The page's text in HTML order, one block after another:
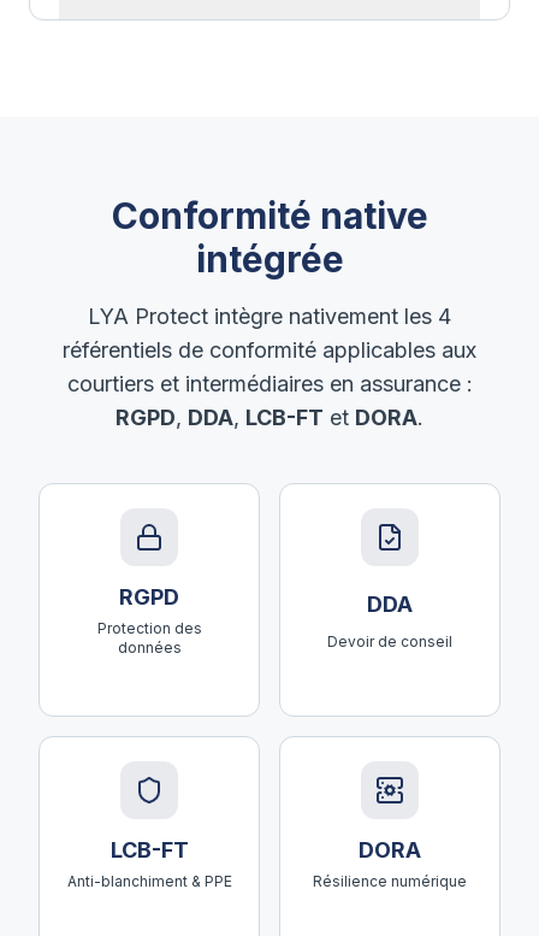
Conformité native
intégrée
LYA Protect intègre nativement les 4
référentiels de conformité applicables aux
courtiers et intermédiaires en assurance :
RGPD, DDA, LCB-FT et DORA.
RGPD
Protection des
données
DDA
Devoir de conseil
LCB-FT
Anti-blanchiment & PPE
DORA
Résilience numérique